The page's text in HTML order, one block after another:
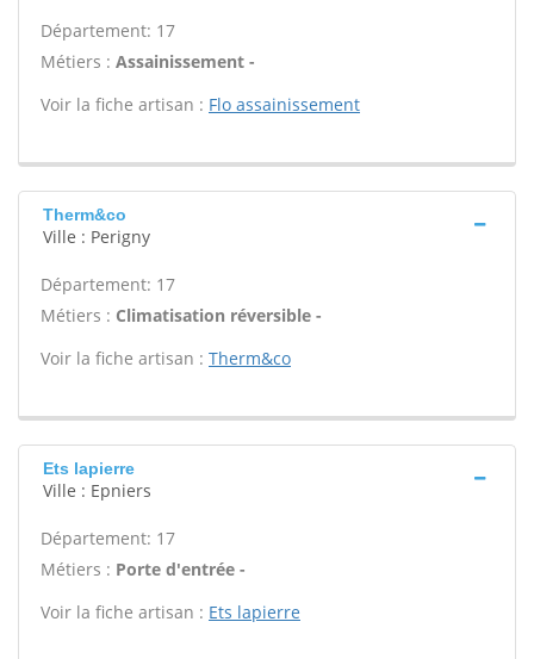
Département: 17
Métiers : Assainissement -
Voir la fiche artisan : Flo assainissement
Therm&co
Ville : Perigny
Département: 17
Métiers : Climatisation réversible -
Voir la fiche artisan : Therm&co
Ets lapierre
Ville : Epniers
Département: 17
Métiers : Porte d'entrée -
Voir la fiche artisan : Ets lapierre